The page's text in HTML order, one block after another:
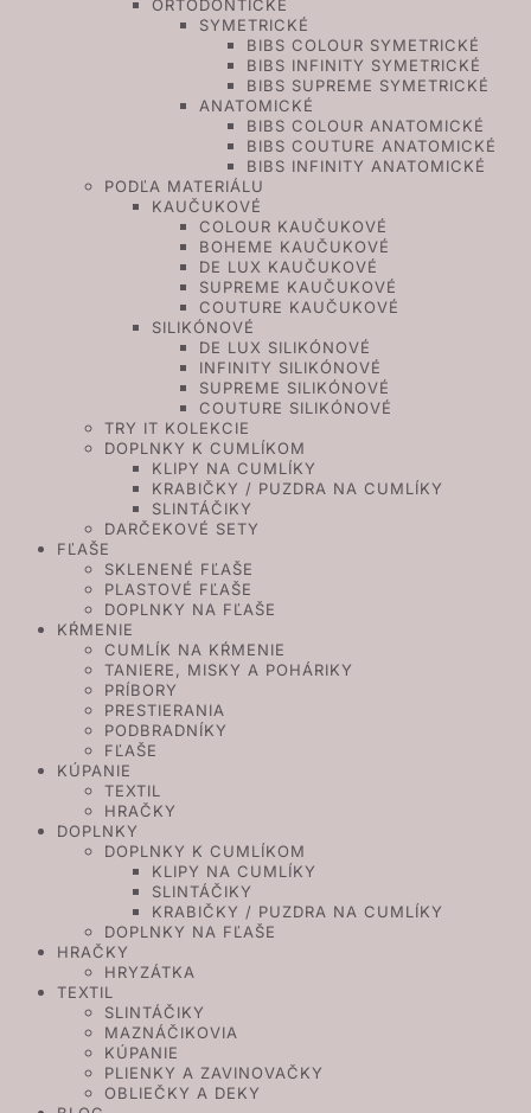
ORTODONTICKÉ
SYMETRICKÉ
BIBS COLOUR SYMETRICKÉ
BIBS INFINITY SYMETRICKÉ
BIBS SUPREME SYMETRICKÉ
ANATOMICKÉ
BIBS COLOUR ANATOMICKÉ
BIBS COUTURE ANATOMICKÉ
BIBS INFINITY ANATOMICKÉ
PODĽA MATERIÁLU
KAUČUKOVÉ
COLOUR KAUČUKOVÉ
BOHEME KAUČUKOVÉ
DE LUX KAUČUKOVÉ
SUPREME KAUČUKOVÉ
COUTURE KAUČUKOVÉ
SILIKÓNOVÉ
DE LUX SILIKÓNOVÉ
INFINITY SILIKÓNOVÉ
SUPREME SILIKÓNOVÉ
COUTURE SILIKÓNOVÉ
TRY IT KOLEKCIE
DOPLNKY K CUMLÍKOM
KLIPY NA CUMLÍKY
KRABIČKY / PUZDRA NA CUMLÍKY
SLINTÁČIKY
DARČEKOVÉ SETY
FĽAŠE
SKLENENÉ FĽAŠE
PLASTOVÉ FĽAŠE
DOPLNKY NA FĽAŠE
KŔMENIE
CUMLÍK NA KŔMENIE
TANIERE, MISKY A POHÁRIKY
PRÍBORY
PRESTIERANIA
PODBRADNÍKY
FĽAŠE
KÚPANIE
TEXTIL
HRAČKY
DOPLNKY
DOPLNKY K CUMLÍKOM
KLIPY NA CUMLÍKY
SLINTÁČIKY
KRABIČKY / PUZDRA NA CUMLÍKY
DOPLNKY NA FĽAŠE
HRAČKY
HRYZÁTKA
TEXTIL
SLINTÁČIKY
MAZNÁČIKOVIA
KÚPANIE
PLIENKY A ZAVINOVAČKY
OBLIEČKY A DEKY